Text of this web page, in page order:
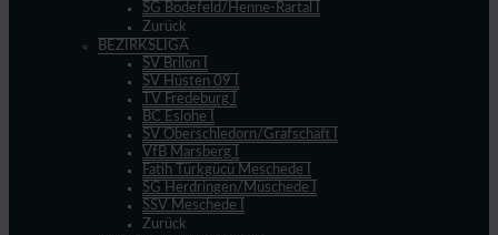
SG Bödefeld/Henne-Rartal I
Zurück
BEZIRKSLIGA
SV Brilon I
SV Hüsten 09 I
TV Fredeburg I
BC Eslohe I
SV Oberschledorn/Grafschaft I
VfB Marsberg I
Fatih Türkgücü Meschede I
SG Herdringen/Müschede I
SSV Meschede I
Zurück